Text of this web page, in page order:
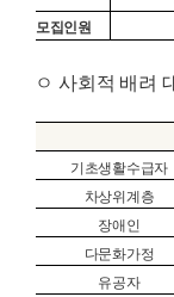
모집인원
ㅇ 사회적 배려
기초생활수급자
차상위계층
장애인
다문화가정
유공자